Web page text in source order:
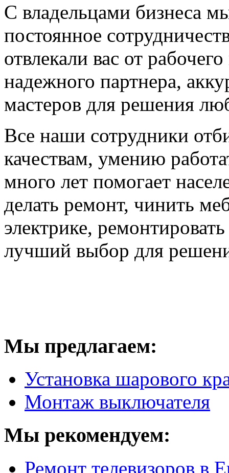
С владельцами бизнеса
постоянное
отвлекали вас от
надежного партнера,
мастеров для решения
Все наши сотрудники
качествам, умению
много лет помогает
делать ремонт, чинить
электрике,
лучший выбор для
Мы предлагаем:
Установка шарового
Монтаж выключателя
Мы рекомендуем:
Ремонт телевизоров в